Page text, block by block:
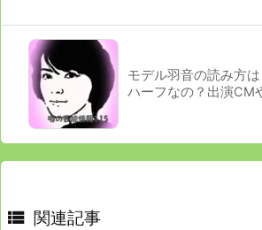
モデル羽音の読み方
ハーフなの？出演CM
 関連記事